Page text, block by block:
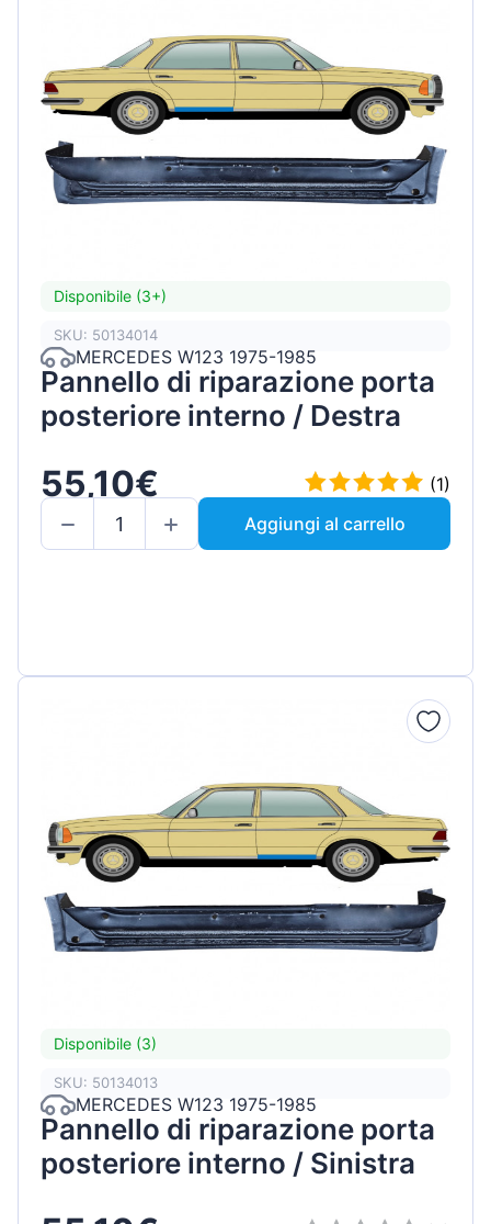
Disponibile (3+)
SKU: 50134014
MERCEDES W123 1975-1985
Pannello di riparazione porta
posteriore interno / Destra
55,10€
(1)
Aggiungi al carrello
Disponibile (3)
SKU: 50134013
MERCEDES W123 1975-1985
Pannello di riparazione porta
posteriore interno / Sinistra